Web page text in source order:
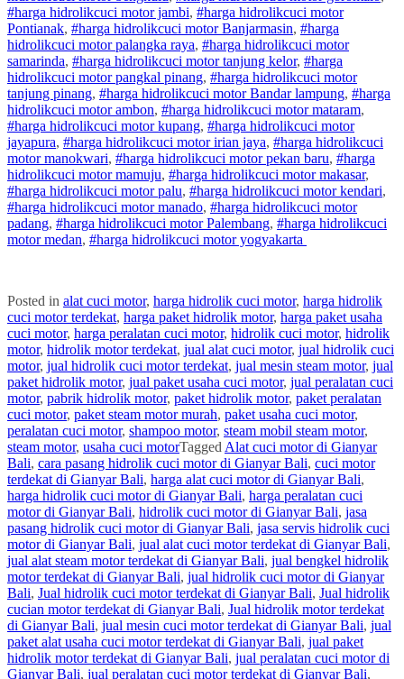
#harga hidrolikcuci motorjambi, #harga hidrolikcuci motor
Pontianak, #harga hidrolikcuci motorBanjarmasin, #harga
hidrolikcuci motorpalangka raya, #harga hidrolikcuci motor
samarinda, #harga hidrolikcuci motortanjung kelor, #harga
hidrolikcuci motorpangkal pinang, #harga hidrolikcuci motor
tanjung pinang, #harga hidrolikcuci motorBandar lampung, #harga
hidrolikcuci motorambon, #harga hidrolikcuci motormataram,
#harga hidrolikcuci motorkupang, #harga hidrolikcuci motor
jayapura, #harga hidrolikcuci motoririan jaya, #harga hidrolikcuci
motormanokwari, #harga hidrolikcuci motorpekan baru, #harga
hidrolikcuci motormamuju, #harga hidrolikcuci motormakasar,
#harga hidrolikcuci motorpalu, #harga hidrolikcuci motorkendari,
#harga hidrolikcuci motormanado, #harga hidrolikcuci motor
padang, #harga hidrolikcuci motorPalembang, #harga hidrolikcuci
motormedan, #harga hidrolikcuci motoryogyakarta
Posted in alat cuci motor, harga hidrolik cuci motor, harga hidrolik
cuci motor terdekat, harga paket hidrolik motor, harga paket usaha
cuci motor, harga peralatan cuci motor, hidrolik cuci motor, hidrolik
motor, hidrolik motor terdekat, jual alat cuci motor, jual hidrolik cuci
motor, jual hidrolik cuci motor terdekat, jual mesin steam motor, jual
paket hidrolik motor, jual paket usaha cuci motor, jual peralatan cuci
motor, pabrik hidrolik motor, paket hidrolik motor, paket peralatan
cuci motor, paket steam motor murah, paket usaha cuci motor,
peralatan cuci motor, shampoo motor, steam mobil steam motor,
steam motor, usaha cuci motorTagged Alat cuci motor di Gianyar
Bali, cara pasang hidrolik cuci motor di Gianyar Bali, cuci motor
terdekat di Gianyar Bali, harga alat cuci motor di Gianyar Bali,
harga hidrolik cuci motor di Gianyar Bali, harga peralatan cuci
motor di Gianyar Bali, hidrolik cuci motor di Gianyar Bali, jasa
pasang hidrolik cuci motor di Gianyar Bali, jasa servis hidrolik cuci
motor di Gianyar Bali, jual alat cuci motor terdekat di Gianyar Bali,
jual alat steam motor terdekat di Gianyar Bali, jual bengkel hidrolik
motor terdekat di Gianyar Bali, jual hidrolik cuci motor di Gianyar
Bali, Jual hidrolik cuci motor terdekat di Gianyar Bali, Jual hidrolik
cucian motor terdekat di Gianyar Bali, Jual hidrolik motor terdekat
di Gianyar Bali, jual mesin cuci motor terdekat di Gianyar Bali, jual
paket alat usaha cuci motor terdekat di Gianyar Bali, jual paket
hidrolik motor terdekat di Gianyar Bali, jual peralatan cuci motor di
Gianyar Bali, jual peralatan cuci motor terdekat di Gianyar Bali,